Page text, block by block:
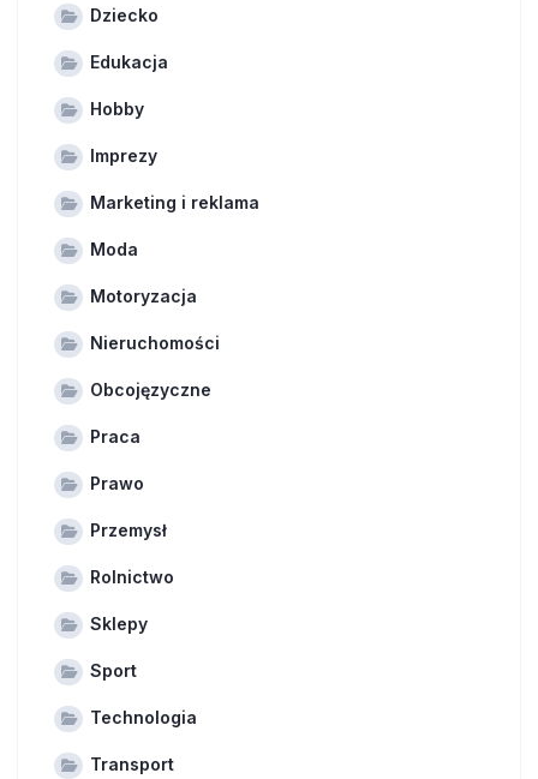
Dziecko
Edukacja
Hobby
Imprezy
Marketing i reklama
Moda
Motoryzacja
Nieruchomości
Obcojęzyczne
Praca
Prawo
Przemysł
Rolnictwo
Sklepy
Sport
Technologia
Transport